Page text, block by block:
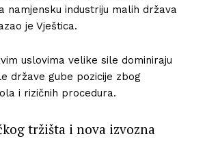
namjensku industriju malih država
je Vještica.
uslovima velike sile dominiraju
države gube pozicije zbog
i rizičnih procedura.
tržišta i nova izvozna